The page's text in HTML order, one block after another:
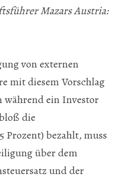
Mazars Austria:
von externen
mit diesem Vorschlag
während ein Investor
die
Prozent) bezahlt, muss
über dem
und der